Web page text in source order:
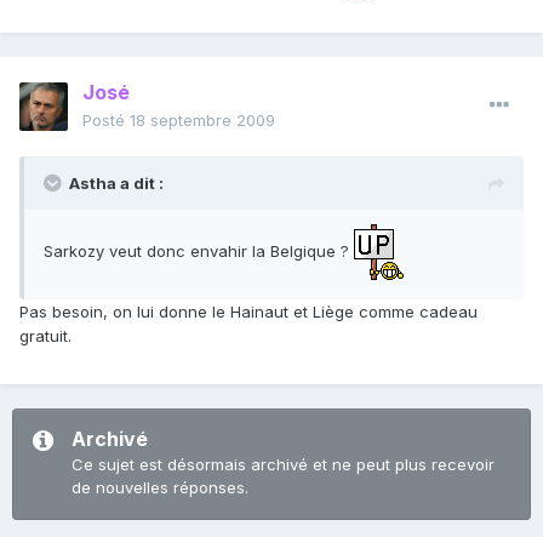
José
Posté 18 septembre 2009
Astha a dit :
Sarkozy veut donc envahir la Belgique ?
Pas besoin, on lui donne le Hainaut et Liège comme cadeau
gratuit.
Archivé
Ce sujet est désormais archivé et ne peut plus recevoir
de nouvelles réponses.